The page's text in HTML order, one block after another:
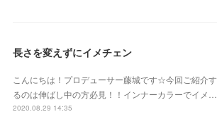
長さを変えずにイメチェン
こんにちは！プロデューサー藤城です☆今回ご紹介す
るのは伸ばし中の方必見！！インナーカラーでイメ…
2020.08.29 14:35